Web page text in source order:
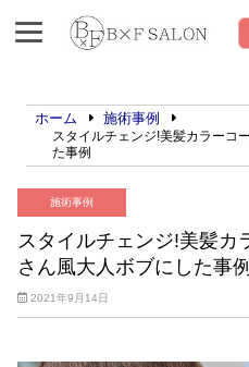
ホーム 施術事例
スタイルチェンジ!美髪カラーコ
た事例
施術事例
スタイルチェンジ!美髪カ
さん風大人ボブにした事例
2021年9月14日